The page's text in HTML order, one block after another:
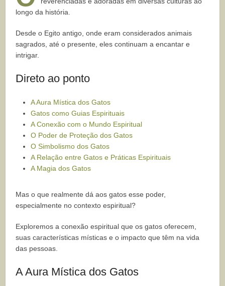
longo da história.
Desde o Egito antigo, onde eram considerados animais
sagrados, até o presente, eles continuam a encantar e
intrigar.
Direto ao ponto
A Aura Mística dos Gatos
Gatos como Guias Espirituais
A Conexão com o Mundo Espiritual
O Poder de Proteção dos Gatos
O Simbolismo dos Gatos
A Relação entre Gatos e Práticas Espirituais
A Magia dos Gatos
Mas o que realmente dá aos gatos esse poder,
especialmente no contexto espiritual?
Exploremos a conexão espiritual que os gatos oferecem,
suas características místicas e o impacto que têm na vida
das pessoas.
A Aura Mística dos Gatos